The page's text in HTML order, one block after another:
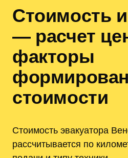
Стоимость
— расчет
факторы
стоимости
Стоимость эвакуатора
рассчитывается по